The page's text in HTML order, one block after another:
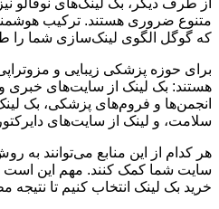
متنوع ضروری هستند. ترکیب
که گوگل الگوی لینک‌سازی شما را
برای حوزه پزشکی زیبایی و
هستند: بک لینک از سایت‌های خبری
انجمن‌ها و فروم‌های پزشکی، بک
سلامت، و لینک از سایت‌های
هر کدام از این منابع می‌توانند به
سایت شما کمک کنند. مهم این است
خرید بک لینک انتخاب کنیم تا